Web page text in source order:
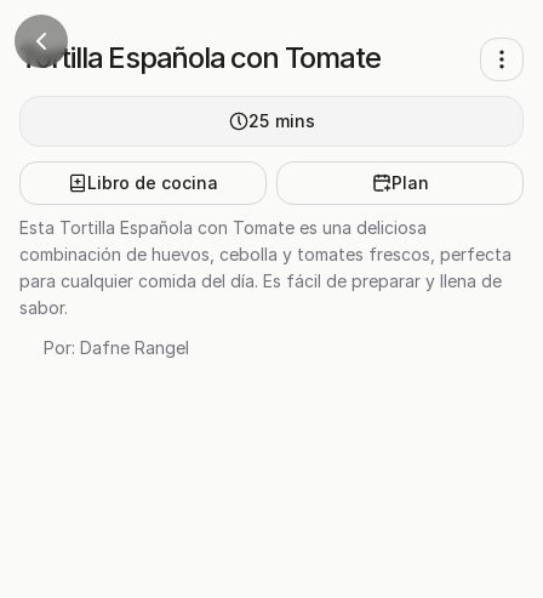
Tortilla Española con Tomate
25 mins
Libro de cocina Plan
Esta Tortilla Española con Tomate es una deliciosa
combinación de huevos, cebolla y tomates frescos, perfecta
para cualquier comida del día. Es fácil de preparar y llena de
sabor.
Por: Dafne Rangel